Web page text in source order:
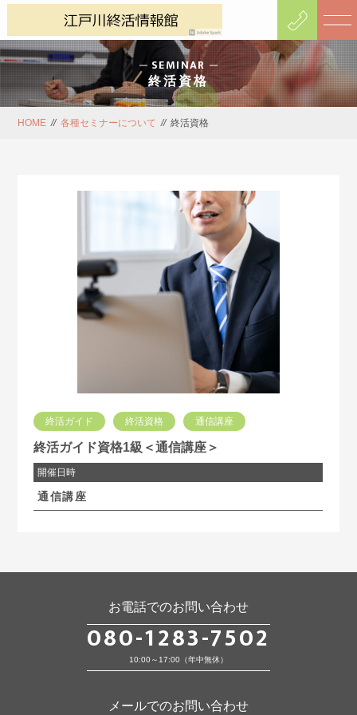
SEMINAR
終活資格
HOME // 各種セミナーについて // 終活資格
終活ガイド 終活資格 通信講座
終活ガイド資格1級＜通信講座＞
開催日時
通信講座
お電話でのお問い合わせ
080-1283-7502
10:00～17:00（年中無休）
メールでのお問い合わせ